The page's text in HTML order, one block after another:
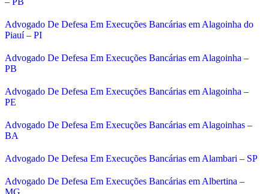
Advogado De Defesa Em Execuções Bancárias em Alagoinha do
Piauí – PI
Advogado De Defesa Em Execuções Bancárias em Alagoinha –
PB
Advogado De Defesa Em Execuções Bancárias em Alagoinha –
PE
Advogado De Defesa Em Execuções Bancárias em Alagoinhas –
BA
Advogado De Defesa Em Execuções Bancárias em Alambari – SP
Advogado De Defesa Em Execuções Bancárias em Albertina –
MG